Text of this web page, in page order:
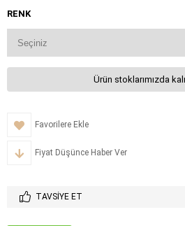
RENK
Ürün stoklarımızda
Favorilere Ekle
Fiyat Düşünce Haber Ver
TAVSIYE ET